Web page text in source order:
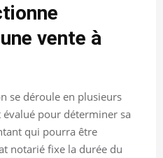
vente à
se déroule en plusieurs
évalué pour déterminer sa
qui pourra être
notarié fixe la durée du